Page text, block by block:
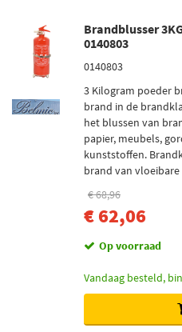
Brandblusser
0140803
0140803
3 Kilogram poeder
brand in de
het blussen van
papier, meubels,
kunststoffen.
brand van
€ 68,96
€ 62,06
Op voorraad
Vandaag besteld,